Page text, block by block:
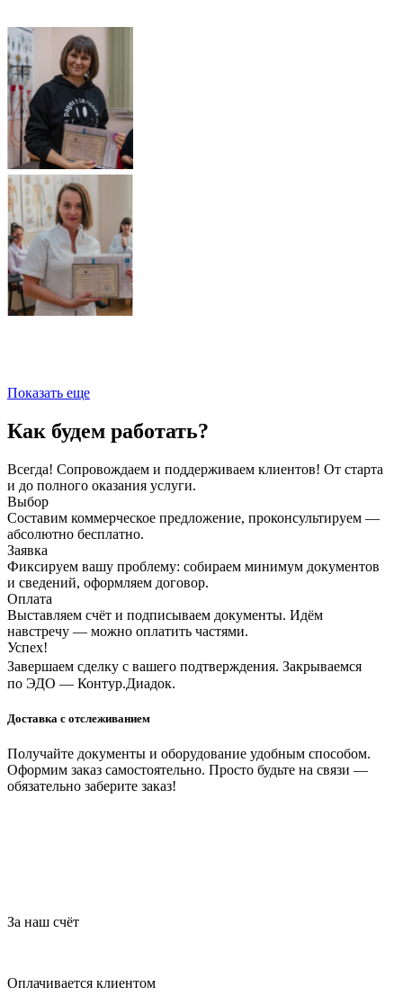
Показать еще
Как будем работать?
Всегда! Сопровождаем и поддерживаем клиентов! От старта
и до полного оказания услуги.
Выбор
Составим коммерческое предложение, проконсультируем —
абсолютно бесплатно.
Заявка
Фиксируем вашу проблему: собираем минимум документов
и сведений, оформляем договор.
Оплата
Выставляем счёт и подписываем документы. Идём
навстречу — можно оплатить частями.
Успех!
Завершаем сделку с вашего подтверждения. Закрываемся
по ЭДО — Контур.Диадок.
Доставка с отслеживанием
Получайте документы и оборудование удобным способом.
Оформим заказ самостоятельно. Просто будьте на связи —
обязательно заберите заказ!
За наш счёт
Оплачивается клиентом